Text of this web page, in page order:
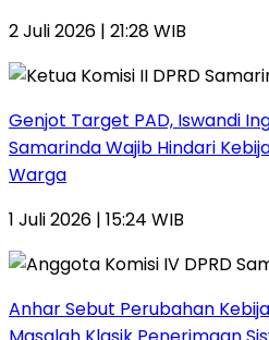
2 Juli 2026 | 21:28 WIB
Genjot Target PAD, Iswandi
Samarinda Wajib Hindari
Warga
1 Juli 2026 | 15:24 WIB
Anhar Sebut Perubahan